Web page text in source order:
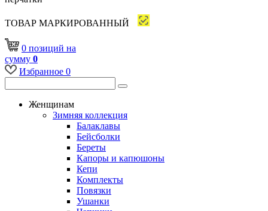
ТОВАР МАРКИРОВАННЫЙ
0 позиций на
сумму 0
Избранное 0
Женщинам
Зимняя коллекция
Балаклавы
Бейсболки
Береты
Капоры и капюшоны
Кепи
Комплекты
Повязки
Ушанки